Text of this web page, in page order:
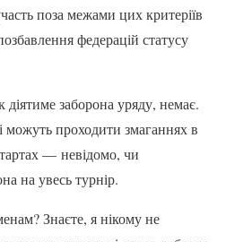
поза межами цих критеріїв
федерацій статусу
діятиме заборона уряду, немає.
проходити змаганнях в
— невідомо, чи
на увесь турнір.
Знаєте, я нікому не